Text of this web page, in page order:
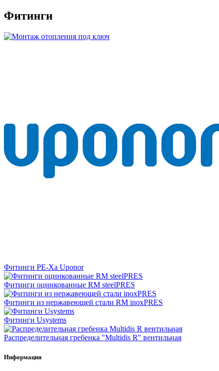
Фитинги
Фитинги PE-Xa Uponor
Фитинги оцинкованные RM steelPRES
Фитинги из нержавеющей стали RM inoxPRES
Фитинги Usystems
Распределительная гребенка "Multidis R" вентильная
Информация